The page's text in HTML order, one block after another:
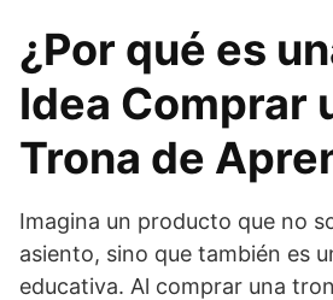
¿Por qué es
Idea Comprar
Trona de
Imagina un producto que no
asiento, sino que también es
educativa. Al comprar una